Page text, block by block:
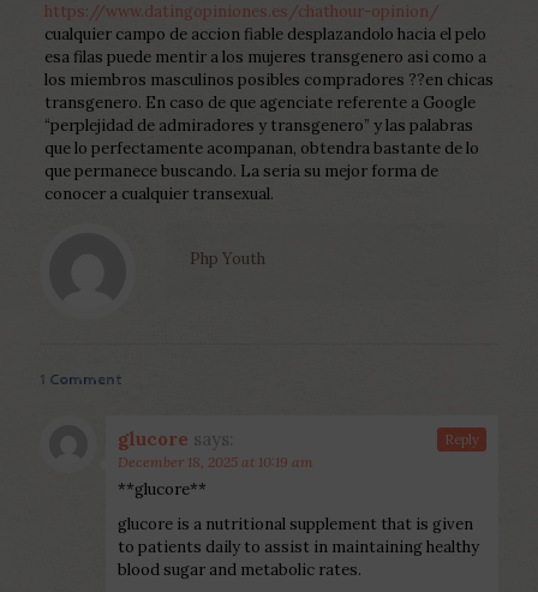
https://www.datingopiniones.es/chathour-opinion/
cualquier campo de accion fiable desplazandolo hacia el pelo
esa filas puede mentir a los mujeres transgenero asi­ como a
los miembros masculinos posibles compradores ??en chicas
transgenero. En caso de que agenciate referente a Google
“perplejidad de admiradores y transgenero” y las palabras
que lo perfectamente acompanan, obtendra bastante de lo
que permanece buscando. La seri­a su mejor forma de
conocer a cualquier transexual.
Php Youth
1 Comment
glucore says:
December 18, 2025 at 10:19 am
**glucore**
glucore is a nutritional supplement that is given
to patients daily to assist in maintaining healthy
blood sugar and metabolic rates.
Reply